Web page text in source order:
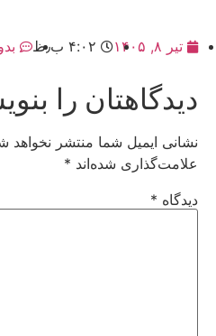
تیر ۸, ۱۴۰۵ ۴:۰۲ ب٫ظ
دیدگاهتان را
نشانی ایمیل شما منتشر نخواهد
علامت‌گذاری شده‌اند *
دیدگاه *